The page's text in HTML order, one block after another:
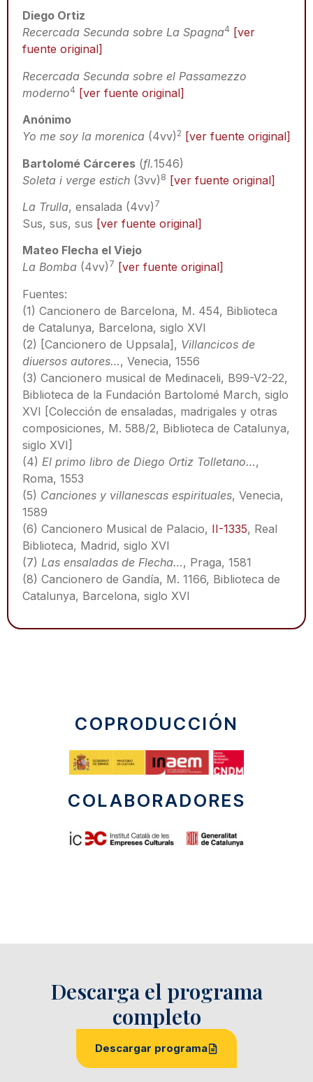
Diego Ortiz
Recercada Secunda sobre La Spagna4 [ver
fuente original]
Recercada Secunda sobre el Passamezzo
moderno4 [ver fuente original]
Anónimo
Yo me soy la morenica (4vv) 2 [ver fuente original]
Bartolomé Cárceres (fl.1546)
Soleta i verge estich (3vv) 8 [ver fuente original]
La Trulla, ensalada (4vv) 7
Sus, sus, sus [ver fuente original]
Mateo Flecha el Viejo
La Bomba (4vv) 7 [ver fuente original]
Fuentes:
(1) Cancionero de Barcelona, M. 454, Biblioteca
de Catalunya, Barcelona, siglo XVI
(2) [Cancionero de Uppsala], Villancicos de
diuersos autores…, Venecia, 1556
(3) Cancionero musical de Medinaceli, B99-V2-22,
Biblioteca de la Fundación Bartolomé March, siglo
XVI [Colección de ensaladas, madrigales y otras
composiciones, M. 588/2, Biblioteca de Catalunya,
siglo XVI]
(4) El primo libro de Diego Ortiz Tolletano…,
Roma, 1553
(5) Canciones y villanescas espirituales, Venecia,
1589
(6) Cancionero Musical de Palacio, II-1335, Real
Biblioteca, Madrid, siglo XVI
(7) Las ensaladas de Flecha…, Praga, 1581
(8) Cancionero de Gandía, M. 1166, Biblioteca de
Catalunya, Barcelona, siglo XVI
COPRODUCCIÓN
COLABORADORES
Descarga el programa
completo
Descargar programa